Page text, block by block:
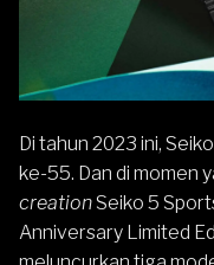
Di tahun 2023 ini,
ke-55. Dan di momen
creation Seiko 5
Anniversary Limited